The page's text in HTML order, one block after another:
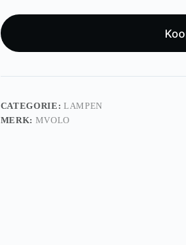
CATEGORIE: LAMPEN
MERK: MVOLO